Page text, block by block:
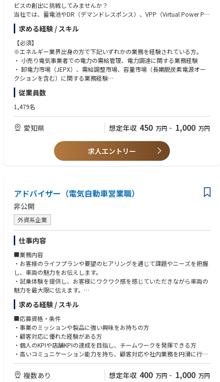
ジション。
【キャリアパス】
現場の製造業の購買担当として経験を積んだのち、サプライチェーン構築
のスペシャリストもしくはマネージャーとしてキャリアアップが可能で
す。
【研修体制（OJT体制）】
入社から1週間は全社の座学研修を行っていただき、部門に配属後はチー
ムリーダーあるいは担当者の下で一連の業務を習得いただきます。独り立
ちには3か月～半年を想定しております。
【やりがい、魅力】
・業務を通じて、航空機のサプライチェーンマネジメントの方法、価格交
渉スキル、契約文書、製造に関する知識(高度な加工技術、最新マシン、職
・製造現場を訪ねる機会がありますので、関連部門やパートナーと共に日
本の航空機製造に貢献していることを実感できます。
リモートワーク：有 ・週に1回可能(但し、配属から業務に慣れるまでの
半年間は出社頂く)
出張の有無：有
夜勤の有無：無
ビスの創出に挑戦してみませんか？
当社では、蓄電池やDR（デマンドレスポンス）、VPP（Virtual Power Pla
nt）などの分散型エネルギーリソースを活用し、電力の安定供給と脱炭素
社会の実現を両立する次世代のエネルギーサービスの創出に取り組んでい
ます。
本ポジションでは、系統用蓄電池や需要家構内蓄電池を活用したアグリゲ
ーション事業を推進し、需給調整市場・卸電力市場・容量市場等を活用し
た収益最大化と、お客さまへの新たな価値提供創出に挑戦していただきま
す。事業戦略の立案からサービス開発・運営まで幅広く携わることがで
エネルギーの未来をつくる最前線で経験を積みながら、将来的には中部電
力ミライズのエネルギーマネジメント事業の中核を担う人材として活躍い
ただくことを期待しています。
エネルギー業界の変革を自らの手で創り上げたい方、一緒に新たな価値創
造に挑戦しませんか。
蓄電池・DR・VPPを活用したエネルギーマネジメント事業の企画・開発・
・ 市場運用スキームの構築
・ システム企画・開発推進
・ パートナー企業との事業開発
【業務詳細】
主に蓄電池等の分散型エネルギーリソースを活用した、事業開発、システ
ム関連など横断的に携わっていただきます。
■ VPP・蓄電池事業の企画・推進
系統用蓄電池、需要家蓄電池を活用したビジネスモデルの構築
・ DR、VPPサービスの企画・事業開発
・ パートナー企業とのアライアンス推進
■ システム企画・運用推進
・ VPP・蓄電池制御システムの企画
・ ベンダーや社内関係部署と連携した要件定義・開発推進
・ システム運用体制の整備
■ 市場運用スキームの構築
・ 需給調整市場、卸電力市場（JEPX）、容量市場等を活用した運用戦略
・ 市場制度分析および事業性評価
求める経験 / スキル
【必須】
※エネルギー業界出身の方で下記いずれかの業務を経験されている方。
・ 小売り電気事業者での電力の需給管理、電力調達に関する業務経験
・ 卸電力市場（JEPX）、需給調整市場、容量市場（長期脱炭素電源オー
クションを含む）に関する業務経験
・ エネルギー関連事業における事業企画、事業推進、経理・財務等の業務
経験
・ 蓄電池事業または再生可能エネルギー事業に関する業務経験
【歓迎】
・ AWS、Microsoft Azure等のクラウド関連資格
・ 応用情報技術者試験等のIPA資格
・ E資格、統計検定等のデータ分析・AI関連資格
・ 電気主任技術者等の電気関連資格
従業員数
1,479名
愛知県 想定年収 450 万円 ~ 1,000 万円
求人エントリー
アドバイザー（電気自動車営業職）
非公開
外資系企業
仕事内容
■業務内容
・お客様のライフプランや要望のヒアリングを通じて課題やニーズを把握
し、車両の魅力をお伝えします。
・試乗体験を提供し、お客様にワクワク感を感じていただきながら車両の
魅力を最大限に伝えます。
・お客様のニーズに合わせた車両の提案、購入プランや納車までのプロセ
ス説明を行います。
・個人および店舗のKPI達成を目標に、日本の目標販売台数達成に貢献し
ます。
・電話営業を通じた試乗予約の促進や顧客情報の取得を行います。
求める経験 / スキル
■応募資格・条件
・事業のミッションや製品に強い興味をお持ちの方
・顧客対応に優れた経験がある方
・個人のKPIや店舗KPIの達成を目指し、チームワークを発揮できる方
・高いコミュニケーション能力を持ち、顧客対応や社内業務を円滑に行え
る方
・過去2年間、無事故の日本の運転免許を有する方
複数あり 想定年収 400 万円 ~ 1,000 万円